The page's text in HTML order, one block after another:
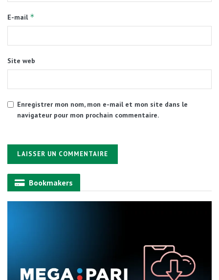
E-mail *
Site web
Enregistrer mon nom, mon e-mail et mon site dans le
navigateur pour mon prochain commentaire.
Alternative:Bookmakers